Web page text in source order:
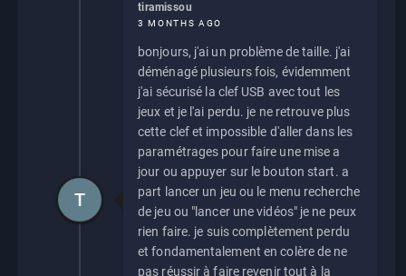
tiramissou
3 MONTHS AGO
bonjours, j'ai un problème de taille. j'ai
déménagé plusieurs fois, évidemment
j'ai sécurisé la clef USB avec tout les
jeux et je l'ai perdu. je ne retrouve plus
cette clef et impossible d'aller dans les
paramétrages pour faire une mise a
jour ou appuyer sur le bouton start. a
part lancer un jeu ou le menu recherche
de jeu ou "lancer une vidéos" je ne peux
rien faire. je suis complètement perdu
et fondamentalement en colère de ne
pas réussir à faire revenir tout à la
T